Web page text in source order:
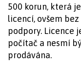
500 korun, která
licencí, ovšem
podpory. Licence
počítač a nesmí
prodávána.